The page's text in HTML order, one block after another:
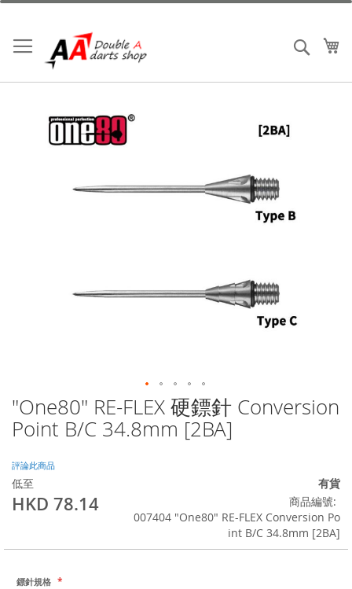
跳
內
容
搜索
"One80" RE-FLEX 硬鏢針 Conversion
Point B/C 34.8mm [2BA]
評論此商品
低至
HKD 78.14
有貨
商品編號
007404 "One80" RE-FLEX Conversion Po
int B/C 34.8mm [2BA]
鏢針規格
Skip
to
the
of
the
images
gallery